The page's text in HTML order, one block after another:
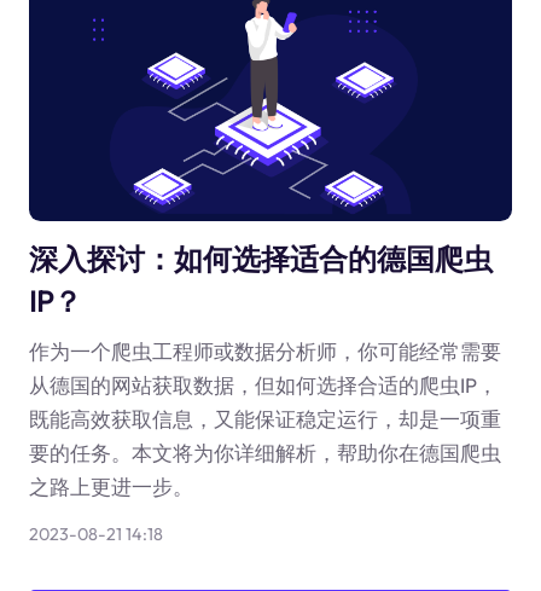
深入探讨：如何选择适合的德国爬虫
IP？
作为一个爬虫工程师或数据分析师，你可能经常需要
从德国的网站获取数据，但如何选择合适的爬虫IP，
既能高效获取信息，又能保证稳定运行，却是一项重
要的任务。本文将为你详细解析，帮助你在德国爬虫
之路上更进一步。
2023-08-21 14:18